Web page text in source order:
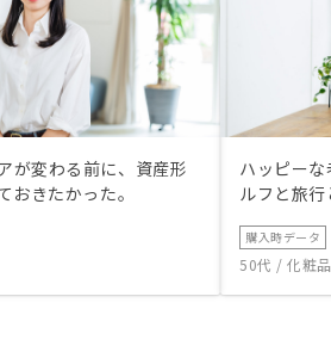
が変わる前に、資産形
おきたかった。
ハッピー
ルフと旅
購入時データ
50代 / 化粧